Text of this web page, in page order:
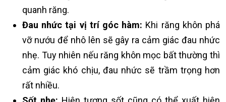
quanh răng.
Đau nhức tại vị trí góc hàm: Khi răng khôn phá
vỡ nướu để nhô lên sẽ gây ra cảm giác đau nhức
nhẹ. Tuy nhiên nếu răng khôn mọc bất thường thì
cảm giác khó chịu, đau nhức sẽ trầm trọng hơn
rất nhiều.